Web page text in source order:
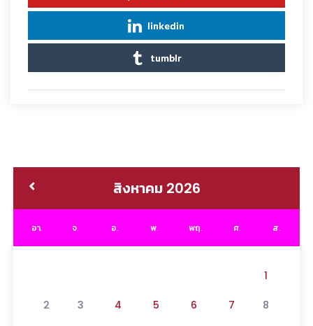
linkedin
tumblr
สิงหาคม 2026
อา. จ. อ. พ. พฤ. ศ. ส.
1
2 3 4 5 6 7 8